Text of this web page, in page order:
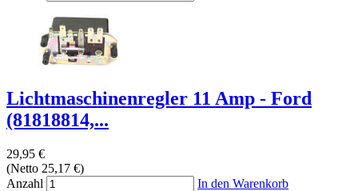
Lichtmaschinenregler 11 Amp - Ford
(81818814,...
29,95 €
(Netto 25,17 €)
Anzahl
In den Warenkorb